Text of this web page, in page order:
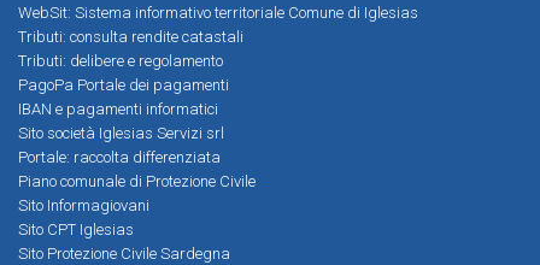
WebSit: Sistema informativo territoriale Comune di Iglesias
Tributi: consulta rendite catastali
Tributi: delibere e regolamento
PagoPa Portale dei pagamenti
IBAN e pagamenti informatici
Sito società Iglesias Servizi srl
Portale: raccolta differenziata
Piano comunale di Protezione Civile
Sito Informagiovani
Sito CPT Iglesias
Sito Protezione Civile Sardegna